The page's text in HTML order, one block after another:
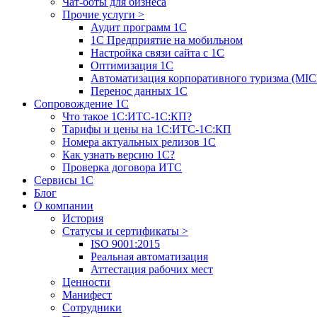
Прочие услуги >
Аудит программ 1С
1С Предприятие на мобильном
Настройка связи сайта с 1С
Оптимизация 1С
Автоматизация корпоративного туризма
Перенос данных 1С
Сопровождение 1С
Что такое 1С:ИТС-1С:КП?
Тарифы и цены на 1С:ИТС-1С:КП
Номера актуальных релизов 1С
Как узнать версию 1С?
Проверка договора ИТС
Сервисы 1С
Блог
О компании
История
Статусы и сертификаты >
ISO 9001:2015
Реальная автоматизация
Аттестация рабочих мест
Ценности
Манифест
Сотрудники